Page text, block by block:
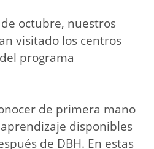
octubre, nuestros
visitado los centros
programa
de primera mano
disponibles
de DBH. En estas